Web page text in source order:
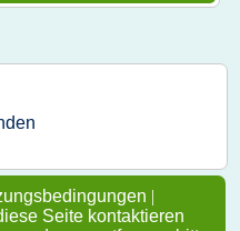
|
Seite kontaktieren